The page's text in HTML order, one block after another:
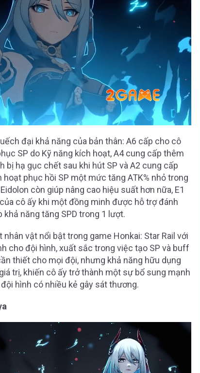
đại khả năng của bản thân: A6 cấp cho cô
SP do Kỹ năng kích hoạt, A4 cung cấp thêm
bị hạ gục chết sau khi hút SP và A2 cung cấp
phục hồi SP một mức tăng ATK% nhỏ trong
còn giúp nâng cao hiệu suất hơn nữa, E1
cô ấy khi một đồng minh được hỗ trợ đánh
khả năng tăng SPD trong 1 lượt.
nhân vật nổi bật trong game Honkai: Star Rail với
cho đội hình, xuất sắc trong việc tạo SP và buff
thiết cho mọi đội, nhưng khả năng hữu dụng
trị, khiến cô ấy trở thành một sự bổ sung mạnh
hình có nhiều kẻ gây sát thương.